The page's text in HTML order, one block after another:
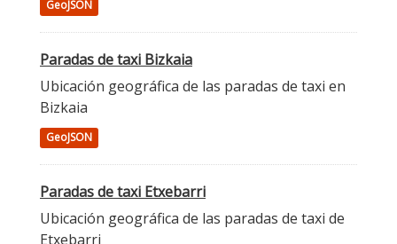
GeoJSON
Paradas de taxi Bizkaia
Ubicación geográfica de las paradas de taxi en
Bizkaia
GeoJSON
Paradas de taxi Etxebarri
Ubicación geográfica de las paradas de taxi de
Etxebarri